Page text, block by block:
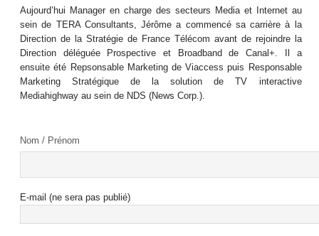
Aujourd’hui Manager en charge des secteurs Media et Internet au
sein de TERA Consultants, Jérôme a commencé sa carrière à la
Direction de la Stratégie de France Télécom avant de rejoindre la
Direction déléguée Prospective et Broadband de Canal+. Il a
ensuite été Repsonsable Marketing de Viaccess puis Responsable
Marketing Stratégique de la solution de TV interactive
Mediahighway au sein de NDS (News Corp.).
Nom / Prénom
E-mail (ne sera pas publié)